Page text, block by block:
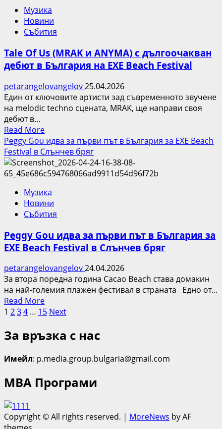
столицата
Деспина
Ванди
купонясва
български
звезди
Музика
Новини
Събития
Tale Of Us (MRAK и ANYMA) с дългоочакван
дебют в България на EXE Beach Festival
petarangelovangelov25.04.2026
Един от ключовите артисти зад съвременното звучене
на melodic techno сцената, MRAK, ще направи своя
дебют в...
Read MoreRead
more
about
Tale
Of
(MRAK
и
ANYMA)
дългоочакван
дебют
България
на
EXE
Beach
Festival
Peggy Gou идва за първи път в България за EXE Beach
Festival в Слънчев бряг
Музика
Новини
Събития
Peggy Gou идва за първи път в България за
EXE Beach Festival в Слънчев бряг
petarangelovangelov24.04.2026
За втора поредна година Cacao Beach става домакин
на най-големия плажен фестивал в страната Едно от...
Read MoreRead
more
Peggy
идва
път
за
Разделяне
на
публикациите
на
страници
1 234 … 15 Next
За връзка с нас
Имейл: p.media.group.bulgaria@gmail.com
МВА Програми
Copyright © All rights reserved. | MoreNews by AF